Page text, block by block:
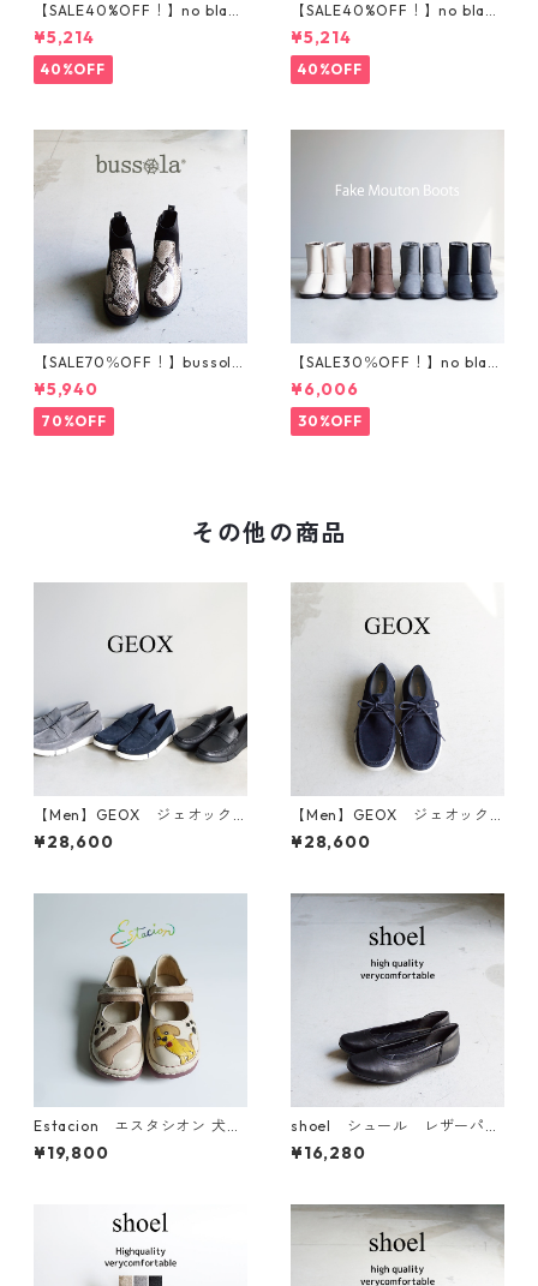
【SALE40%OFF！】no bland
ニットスニーカー T5001
¥5,214
40%OFF
【SALE40%OFF！】no bland
サイドゴアハイカットスニ
ーカー T5002
¥5,214
40%OFF
【SALE70％OFF！】bussola
ブソラ パイソン柄ストレ
ッチショートブーツ 935540
¥5,940
70%OFF
【SALE30％OFF！】no blan
d フェイクムートンブーツ
201-1
¥6,006
30%OFF
その他の商品
【Men】GEOX ジェオック
ス レザーローファー U AD
ACTER U3546A
¥28,600
【Men】GEOX ジェオック
ス スエードレースアップシ
ューズ U ADACTER M B-SU
¥28,600
Estacion エスタシオン 犬モ
チーフ 本革ストラップシュー
ズ TGXE632
¥19,800
shoel シュール レザーパン
プス 6461
¥16,280